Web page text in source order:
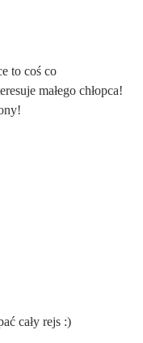
to coś co
małego chłopca!
cały rejs :)